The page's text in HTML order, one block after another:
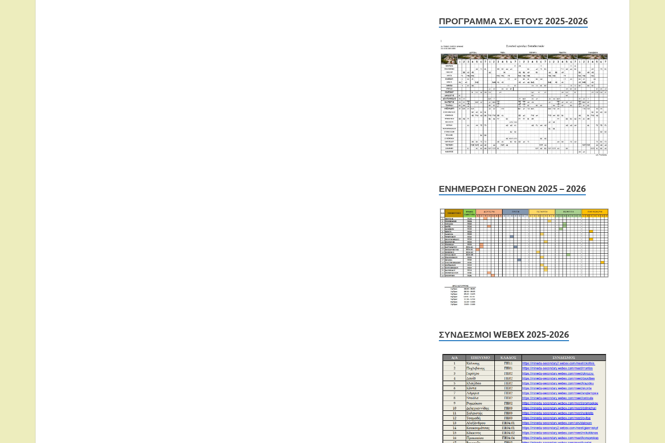
ΠΡΟΓΡΑΜΜΑ ΣΧ. ΕΤΟΥΣ 2025-2026
ΕΝΗΜΕΡΩΣΗ ΓΟΝΕΩΝ 2025 – 2026
ΣΎΝΔΕΣΜΟΙ WEBEX 2025-2026